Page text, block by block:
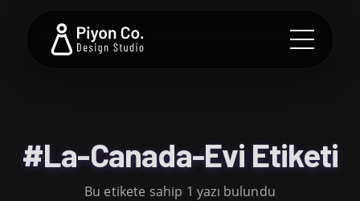
#La-Canada-Evi Etiketi
Bu etikete sahip 1 yazı bulundu